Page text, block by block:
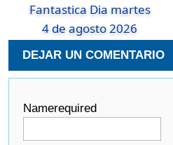
Fantastica Dia martes
4 de agosto 2026
DEJAR UN COMENTARIO
Namerequired